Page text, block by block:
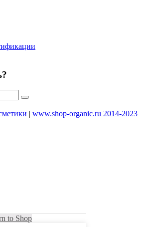
| www.shop-organic.ru 2014-2023
to Shop